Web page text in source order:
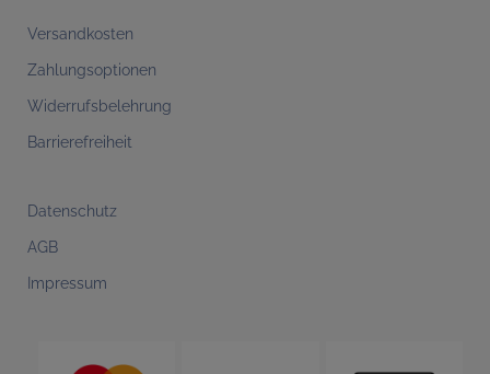
Versandkosten
Zahlungsoptionen
Widerrufsbelehrung
Barrierefreiheit
Datenschutz
AGB
Impressum